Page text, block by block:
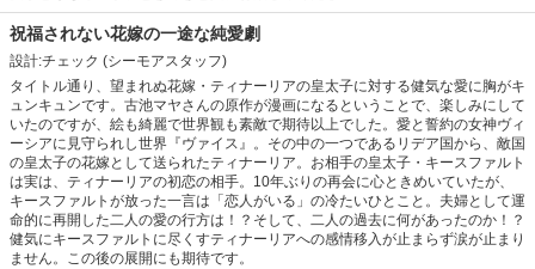
祝福されない花嫁の一途な純愛劇
設計:チェック (シーモアスタッフ)
タイトル通り、望まれぬ花嫁・ティナーリアの皇太子に対する健気な愛に胸がキ
ュンキュンです。古池マヤさんの原作が漫画になるということで、楽しみにして
いたのですが、絵も綺麗で世界観も素敵で期待以上でした。愛と誓約の女神ヴィ
ーシアに見守られし世界『ヴァイス』。その中の一つであるリデア国から、敵国
の皇太子の花嫁として送られたティナーリア。お相手の皇太子・キースファルト
は実は、ティナーリアの初恋の相手。10年ぶりの再会に心ときめいていたが、
キースファルトが放った一言は「恋人がいる」の冷たいひとこと。夫婦として運
命的に再開した二人の愛の行方は！？そして、二人の過去に何があったのか！？
健気にキースファルトに尽くすティナーリアへの感情移入が止まらず涙が止まり
ません。この後の展開にも期待です。